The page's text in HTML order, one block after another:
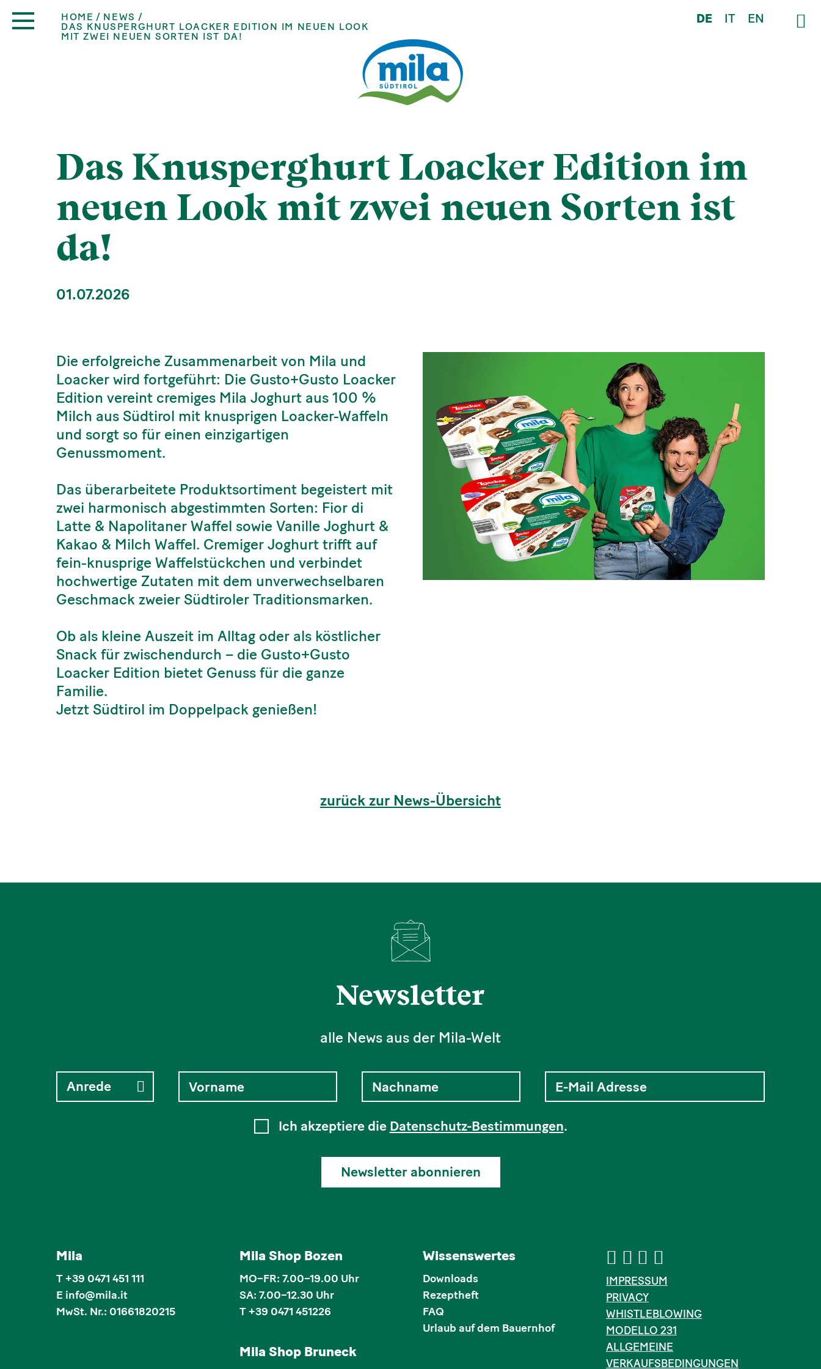
DE IT EN
HOME
NEWS
DAS KNUSPERGHURT LOACKER EDITION IM NEUEN LOOK
MIT ZWEI NEUEN SORTEN IST DA!
Das Knusperghurt Loacker Edition im
neuen Look mit zwei neuen Sorten ist
da!
01.07.2026
Die erfolgreiche Zusammenarbeit von Mila und
Loacker wird fortgeführt: Die Gusto+Gusto Loacker
Edition vereint cremiges Mila Joghurt aus 100 %
Milch aus Südtirol mit knusprigen Loacker-Waffeln
und sorgt so für einen einzigartigen
Genussmoment.
Das überarbeitete Produktsortiment begeistert mit
zwei harmonisch abgestimmten Sorten: Fior di
Latte & Napolitaner Waffel sowie Vanille Joghurt &
Kakao & Milch Waffel. Cremiger Joghurt trifft auf
fein-knusprige Waffelstückchen und verbindet
hochwertige Zutaten mit dem unverwechselbaren
Geschmack zweier Südtiroler Traditionsmarken.
Ob als kleine Auszeit im Alltag oder als köstlicher
Snack für zwischendurch – die Gusto+Gusto
Loacker Edition bietet Genuss für die ganze
Familie.
Jetzt Südtirol im Doppelpack genießen!
zurück zur News-Übersicht
Newsletter
alle News aus der Mila-Welt
Ich akzeptiere die Datenschutz-Bestimmungen.
Newsletter abonnieren
Mila
T+39 0471 451 111
E info@mila.it
MwSt. Nr.: 01661820215
Mila Shop Bozen
MO–FR: 7.00–19.00 Uhr
SA: 7.00–12.30 Uhr
T +39 0471 451226
Mila Shop Bruneck
Wissenswertes
Downloads
Rezeptheft
FAQ
Urlaub auf dem Bauernhof
IMPRESSUM
PRIVACY
WHISTLEBLOWING
MODELLO 231
ALLGEMEINE
VERKAUFSBEDINGUNGEN